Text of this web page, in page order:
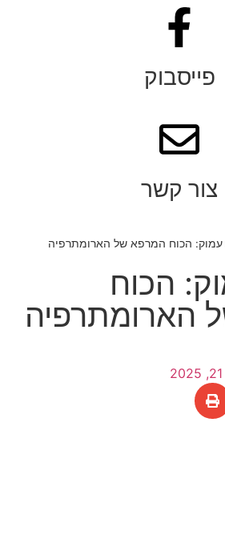
פייסבוק
צור קשר
עמוק: הכוח המרפא של הארומתרפיה
הכוח
הארומתרפיה